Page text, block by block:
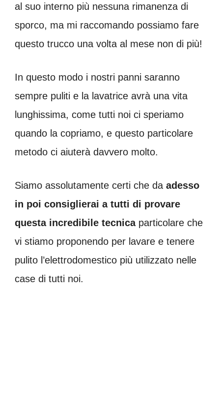
al suo interno più nessuna rimanenza di
sporco, ma mi raccomando possiamo fare
questo trucco una volta al mese non di più!
In questo modo i nostri panni saranno
sempre puliti e la lavatrice avrà una vita
lunghissima, come tutti noi ci speriamo
quando la copriamo, e questo particolare
metodo ci aiuterà davvero molto.
Siamo assolutamente certi che da adesso
in poi consiglierai a tutti di provare
questa incredibile tecnicaparticolare che
vi stiamo proponendo per lavare e tenere
pulito l’elettrodomestico più utilizzato nelle
case di tutti noi.